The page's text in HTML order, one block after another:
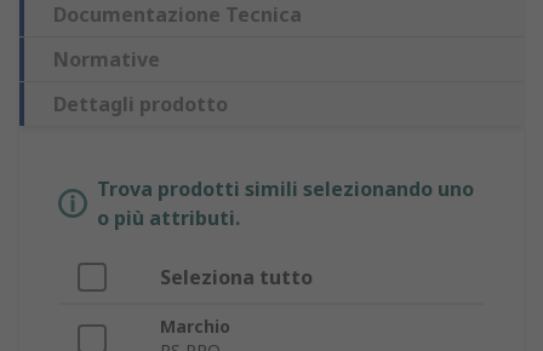
Documentazione Tecnica
Normative
Dettagli prodotto
Trova prodotti simili selezionando uno
o più attributi.
Seleziona tutto
Marchio